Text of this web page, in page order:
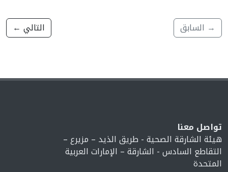
→ السابق التالي ←
تواصل معنا
هيئة الشارقة الصحية - طريق الذيد – مزيرع –
التقاطع السادس - الشارقة – الإمارات العربية
المتحدة